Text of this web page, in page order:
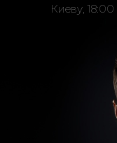
Киеву,